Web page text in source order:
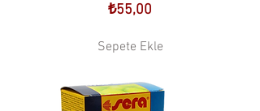
Fiyat
₺55,00
Sepete Ekle